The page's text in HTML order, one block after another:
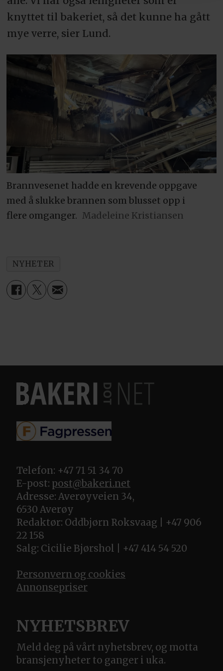
knyttet til bakeriet, så det kunne ha gått
mye verre, sier Lund.
Brannvesenet hadde en krevende oppgave
med å slukke brannen som blusset opp i
flere omganger. Madeleine Kristiansen
NYHETER
Telefon: +47 71 51 34 70
E-post: post@bakeri.net
Adresse: Averøyveien 34,
6530 Averøy
Redaktør: Oddbjørn Roksvaag | +47 906
22 158
Salg: Cicilie Bjørshol | +47 414 54 520
Personvern og cookies
Annonsepriser
NYHETSBREV
Meld deg på vårt nyhetsbrev, og motta
bransjenyheter to ganger i uka.